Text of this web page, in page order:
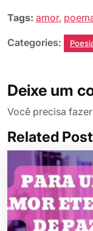
Tags: amor,
Categories:
Deixe um
Você precisa
Related Post